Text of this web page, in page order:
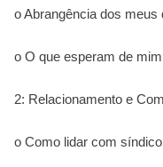
o Abrangência dos
o O que esperam de
2: Relacionamento e
o Como lidar com